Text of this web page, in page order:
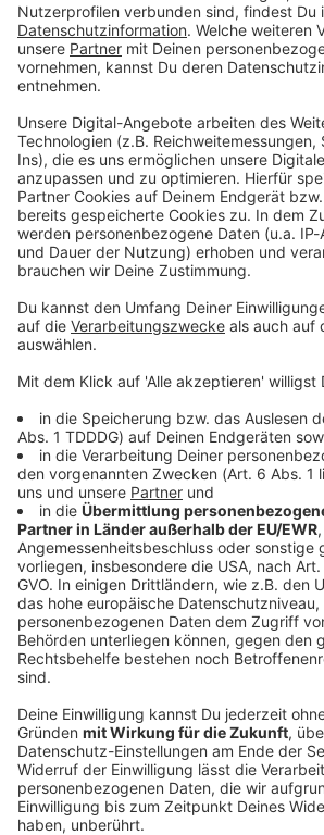
Du möchtest uns etwas
Studio Hotline
Kontaktformular
Sprachnachricht
© dpa-infocom,
Bayern
Europaweit gesuchter mutmaßlicher
Drogenhändler gefasst
Die Bundespolizei kontrolliert ein
deutschen Grenze. Dabei geht ihr ein